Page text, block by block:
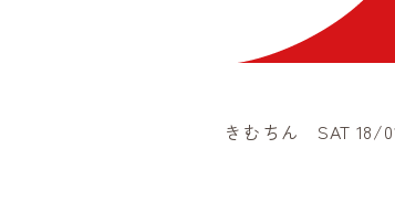
きむちん SAT 18/